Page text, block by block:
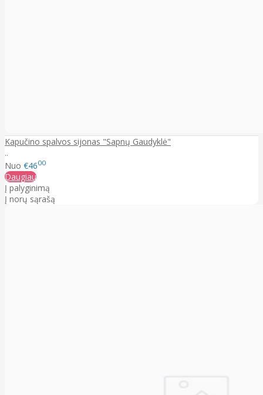
Kapučino spalvos sijonas "Sapnų Gaudyklė"
..
Nuo €4600
Daugiau
Į palyginimą
Į norų sąrašą